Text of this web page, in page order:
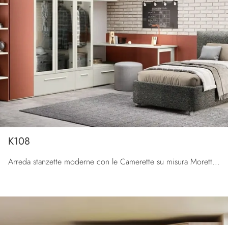
K108
Arreda stanzette moderne con le Camerette su misura Moretti Compact Camerette! Il modello K108 in laccato opaco è per ragazzi.